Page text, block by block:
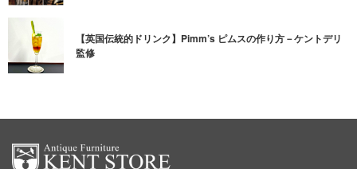
【英国伝統的ドリンク】Pimm’s ピムスの作り方－ケントデリ
監修